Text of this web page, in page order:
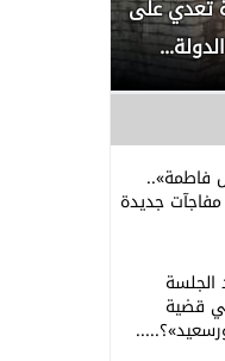
: إزالة 26 حالة تعدي على
فاطمة»..
جديدة
قضية